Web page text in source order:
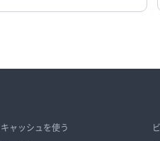
キャッシュを使う